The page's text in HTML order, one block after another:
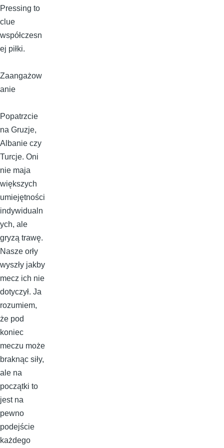
Pressing to
clue
współczesn
ej piłki.
Zaangażow
anie
Popatrzcie
na Gruzje,
Albanie czy
Turcje. Oni
nie maja
większych
umiejętności
indywidualn
ych, ale
gryzą trawę.
Nasze orły
wyszły jakby
mecz ich nie
dotyczył. Ja
rozumiem,
że pod
koniec
meczu może
braknąc siły,
ale na
początki to
jest na
pewno
podejście
każdego